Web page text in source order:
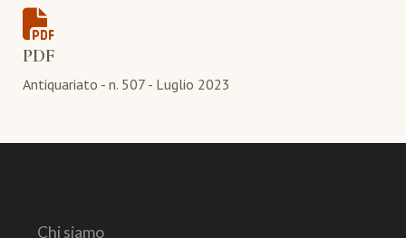
PDF
Antiquariato - n. 507 - Luglio 2023
Chi siamo